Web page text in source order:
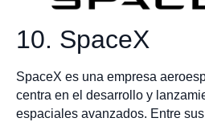
10. SpaceX
SpaceX es una empresa
centra en el desarrollo y
espaciales avanzados. Entre